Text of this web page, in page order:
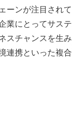
ーンが注目されて
業にとってサステ
スチャンスを生み
連携といった複合